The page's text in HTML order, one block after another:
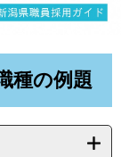
種の例題